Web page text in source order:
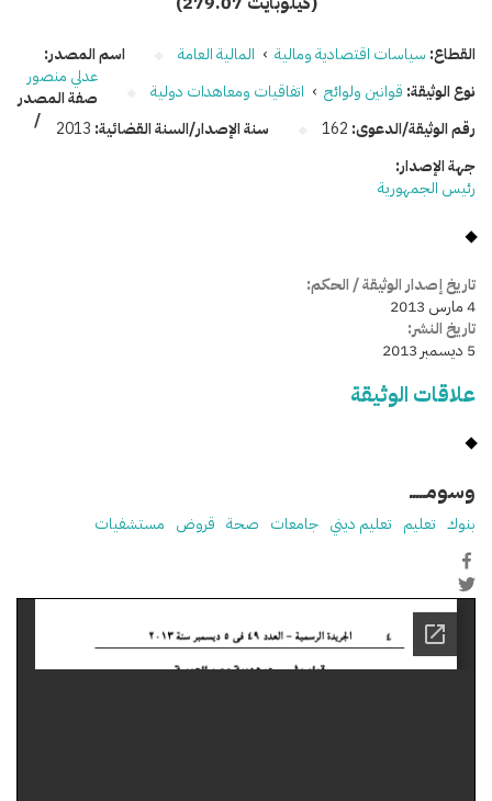
القطاع: سياسات اقتصادية ومالية › المالية العامة
نوع الوثيقة: قوانين ولوائح › اتفاقيات ومعاهدات دولية
رقم الوثيقة/الدعوى: 162 سنة الإصدار/السنة القضائية: 2013
اسم المصدر:
عدلي منصور
صفة المصدر
/
جهة الإصدار:
رئيس الجمهورية
تاريخ إصدار الوثيقة / الحكم:
4 مارس 2013
تاريخ النشر:
5 ديسمبر 2013
علاقات الوثيقة
وسومـــــ
بنوك تعليم تعليم ديني جامعات صحة قروض مستشفيات